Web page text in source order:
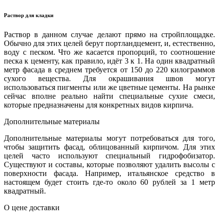
Раствор для кладки
Раствор в данном случае делают прямо на стройплощадке.
Обычно для этих целей берут портландцемент, и, естественно,
воду с песком. Что же касается пропорций, то соотношение
песка к цементу, как правило, идёт 3 к 1. На один квадратный
метр фасада в среднем требуется от 150 до 220 килограммов
сухого вещества. Для окрашивания швов могут
использоваться пигменты или же цветные цементы. На рынке
сейчас вполне реально найти специальные сухие смеси,
которые предназначены для конкретных видов кирпича.
Дополнительные материалы
Дополнительные материалы могут потребоваться для того,
чтобы защитить фасад, облицованный кирпичом. Для этих
целей часто используют специальный гидрофобизатор.
Существуют и составы, которые позволяют удалить высолы с
поверхности фасада. Например, итальянское средство в
настоящем будет стоить где-то около 60 рублей за 1 метр
квадратный.
О цене доставки